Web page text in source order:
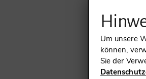
Um unsere
können,
Sie der